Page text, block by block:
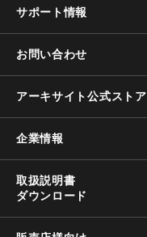
サポート情報
お問い合わせ
アーキサイト公式ストア
企業情報
取扱説明書
ダウンロード